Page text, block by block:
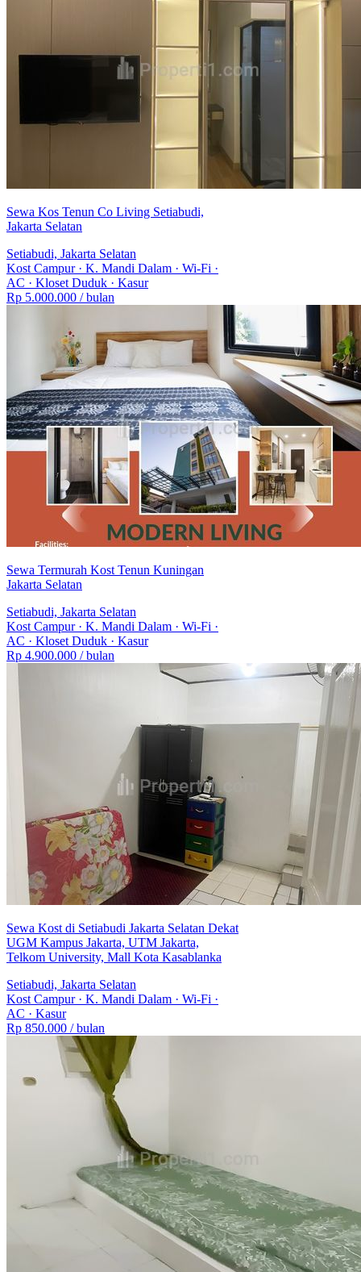
Sewa Kos Tenun Co Living Setiabudi,
Jakarta Selatan
Setiabudi, Jakarta Selatan
Kost Campur· K. Mandi Dalam · Wi-Fi ·
AC · Kloset Duduk · Kasur
Rp 5.000.000 / bulan
Sewa Termurah Kost Tenun Kuningan
Jakarta Selatan
Setiabudi, Jakarta Selatan
Kost Campur· K. Mandi Dalam · Wi-Fi ·
AC · Kloset Duduk · Kasur
Rp 4.900.000 / bulan
Sewa Kost di Setiabudi Jakarta Selatan Dekat
UGM Kampus Jakarta, UTM Jakarta,
Telkom University, Mall Kota Kasablanka
Setiabudi, Jakarta Selatan
Kost Campur· K. Mandi Dalam · Wi-Fi ·
AC · Kasur
Rp 850.000 / bulan